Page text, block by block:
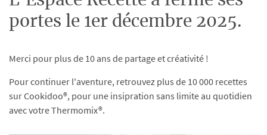
portes le 1er décembre 2025.
Merci pour plus de 10 ans de partage et créativité !
Pour continuer l'aventure, retrouvez plus de 10 000 recettes
sur Cookidoo®, pour une insipration sans limite au quotidien
avec votre Thermomix®.